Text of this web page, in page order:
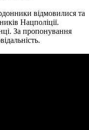
відмовилися та
Нацполіції.
За пропонування